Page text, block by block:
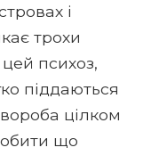
і
трохи
психоз,
піддаються
цілком
що